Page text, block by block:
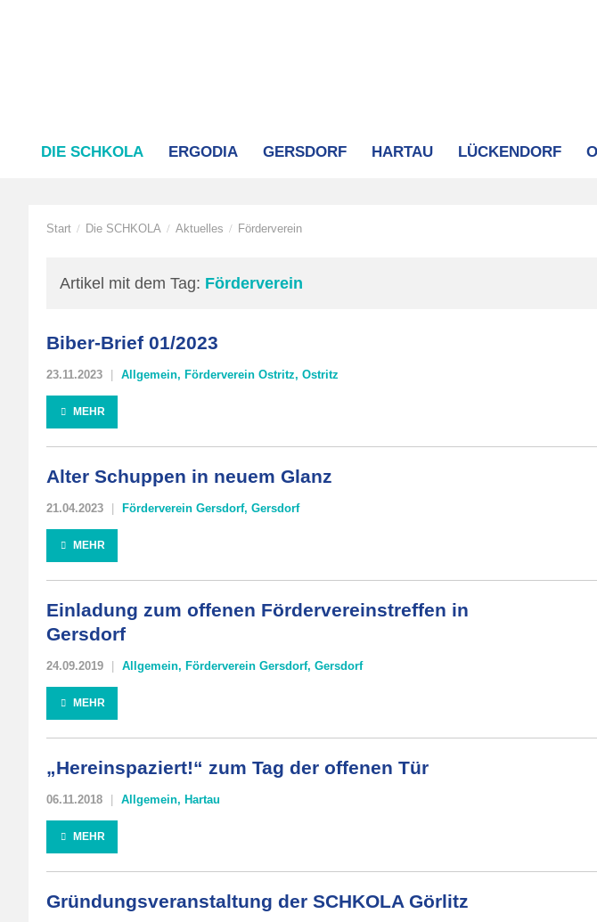
DIE SCHKOLA ERGODIA GERSDORF HARTAU LÜCKENDORF
Start / Die SCHKOLA / Aktuelles / Förderverein
Artikel mit dem Tag: Förderverein
Biber-Brief 01/2023
23.11.2023 Allgemein, Förderverein Ostritz, Ostritz
MEHR
Alter Schuppen in neuem Glanz
21.04.2023 Förderverein Gersdorf, Gersdorf
MEHR
Einladung zum offenen Fördervereinstreffen in
Gersdorf
24.09.2019 Allgemein, Förderverein Gersdorf, Gersdorf
MEHR
„Hereinspaziert!“ zum Tag der offenen Tür
06.11.2018 Allgemein, Hartau
MEHR
Gründungsveranstaltung der SCHKOLA Görlitz